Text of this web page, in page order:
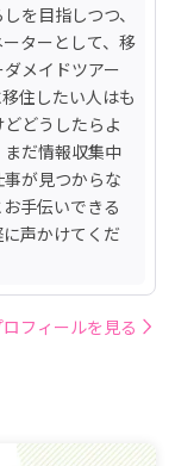
を目指しつつ、
ターとして、移
メイドツアー
住したい人はも
どうしたらよ
だ情報収集中
が見つからな
手伝いできる
声かけてくだ
ロフィールを見る